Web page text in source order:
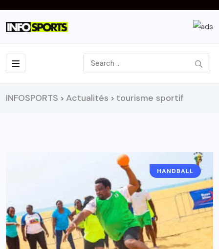
INFOSPORTS > Actualités > tourisme sportif
HANDBALL